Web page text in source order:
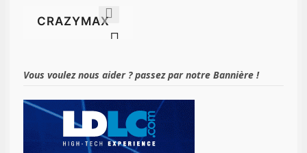
Vous voulez nous aider ? passez par notre Bannière !